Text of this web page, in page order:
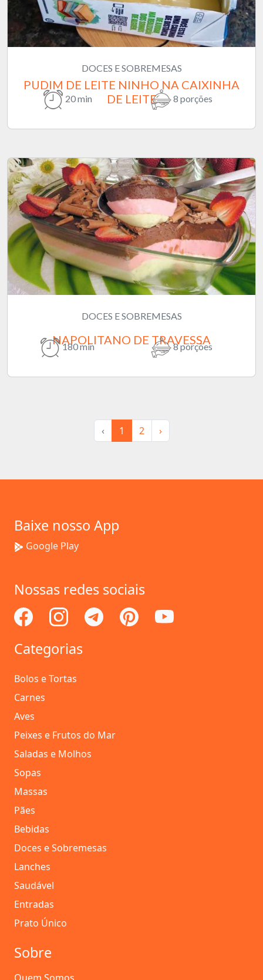
DOCES E SOBREMESAS
PUDIM DE LEITE NINHO NA CAIXINHA
DE LEITE
20 min 8 porções
DOCES E SOBREMESAS
NAPOLITANO DE TRAVESSA
180 min 8 porções
‹ 1 2 ›
Baixe nosso App
Google Play
Nossas redes sociais
Categorias
Bolos e Tortas
Carnes
Aves
Peixes e Frutos do Mar
Saladas e Molhos
Sopas
Massas
Pães
Bebidas
Doces e Sobremesas
Lanches
Saudável
Entradas
Prato Único
Sobre